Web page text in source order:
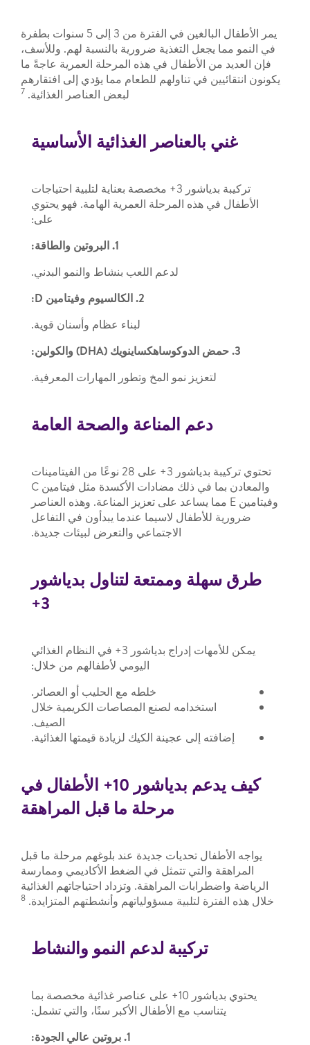
يمر الأطفال البالغين في الفترة من 3 إلى 5 سنوات بطفرة
في النمو مما يجعل التغذية ضرورية بالنسبة لهم. وللأسف،
فإن العديد من الأطفال في هذه المرحلة العمرية عاجةً ما
يكونون انتقائيين في تناولهم للطعام مما يؤدي إلى افتقارهم
لبعض العناصر الغذائية. 7
غني بالعناصر الغذائية الأساسية
تركيبة بدياشور 3+ مخصصة بعناية لتلبية احتياجات
الأطفال في هذه المرحلة العمرية الهامة. فهو يحتوي
على:
لدعم اللعب بنشاط والنمو البدني.
لبناء عظام وأسنان قوية.
لتعزيز نمو المخ وتطور المهارات المعرفية.
دعم المناعة والصحة العامة
تحتوي تركيبة بدياشور 3+ على 28 نوعًا من الفيتامينات
والمعادن بما في ذلك مضادات الأكسدة مثل فيتامين C
وفيتامين E مما يساعد على تعزيز المناعة. وهذه العناصر
ضرورية للأطفال لاسيما عندما يبدأون في التفاعل
الاجتماعي والتعرض لبيئات جديدة.
طرق سهلة وممتعة لتناول بدياشور
3+
يمكن للأمهات إدراج بدياشور 3+ في النظام الغذائي
اليومي لأطفالهم من خلال:
خلطه مع الحليب أو العصائر.
استخدامه لصنع المصاصات الكريمية خلال
الصيف.
إضافته إلى عجينة الكيك لزيادة قيمتها الغذائية.
كيف يدعم بدياشور 10+ الأطفال في
مرحلة ما قبل المراهقة
يواجه الأطفال تحديات جديدة عند بلوغهم مرحلة ما قبل
المراهقة والتي تتمثل في الضغط الأكاديمي وممارسة
الرياضة واضطرابات المراهقة. وتزداد احتياجاتهم الغذائية
خلال هذه الفترة لتلبية مسؤولياتهم وأنشطتهم المتزايدة. 8
تركيبة لدعم النمو والنشاط
يحتوي بدياشور 10+ على عناصر غذائية مخصصة بما
يتناسب مع الأطفال الأكبر سنًا، والتي تشمل: